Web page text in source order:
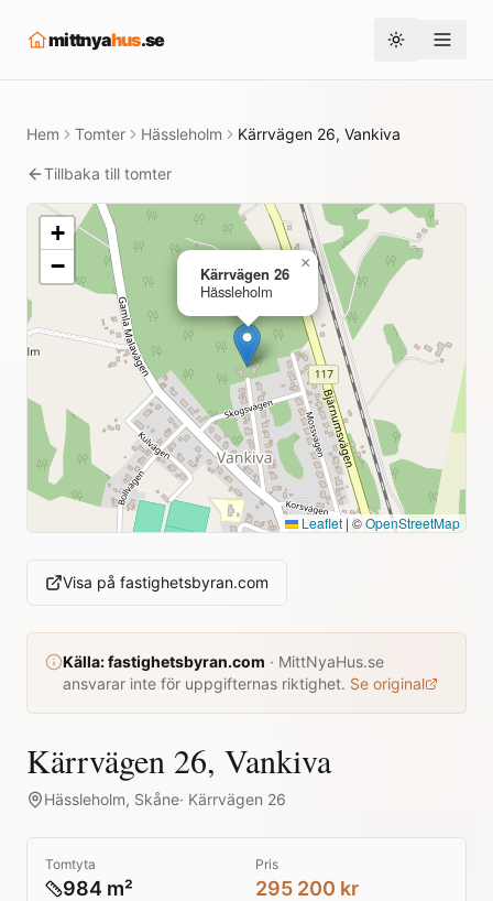
mittnyahus.se Toggle theme
Hem Tomter Hässleholm Kärrvägen 26, Vankiva
Tillbaka till tomter
Kärrvägen 26
Hässleholm
×
+
−
Leaflet |©OpenStreetMap
Visa på fastighetsbyran.com
Källa:fastighetsbyran.com · MittNyaHus.se
ansvarar inte för uppgifternas riktighet. Se original
Kärrvägen 26, Vankiva
Hässleholm, Skåne· Kärrvägen 26
Tomtyta
984 m²
Pris
295 200 kr